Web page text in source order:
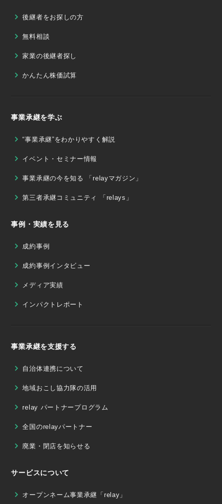
後継者をお探しの方
無料相談
家業の後継者探し
かんたん株価試算
事業承継を学ぶ
“事業承継”をわかりやすく解説
イベント・セミナー情報
事業承継の今を知る 「relayマガジン」
第三者承継コミュニティ 「relays」
事例・実績を見る
成約事例
成約事例インタビュー
メディア実績
インパクトレポート
事業承継を支援する
自治体連携について
地域おこし協力隊の活用
relay パートナープログラム
全国のrelayパートナー
廃業・閉店を知らせる
サービスについて
オープンネーム事業承継「relay」